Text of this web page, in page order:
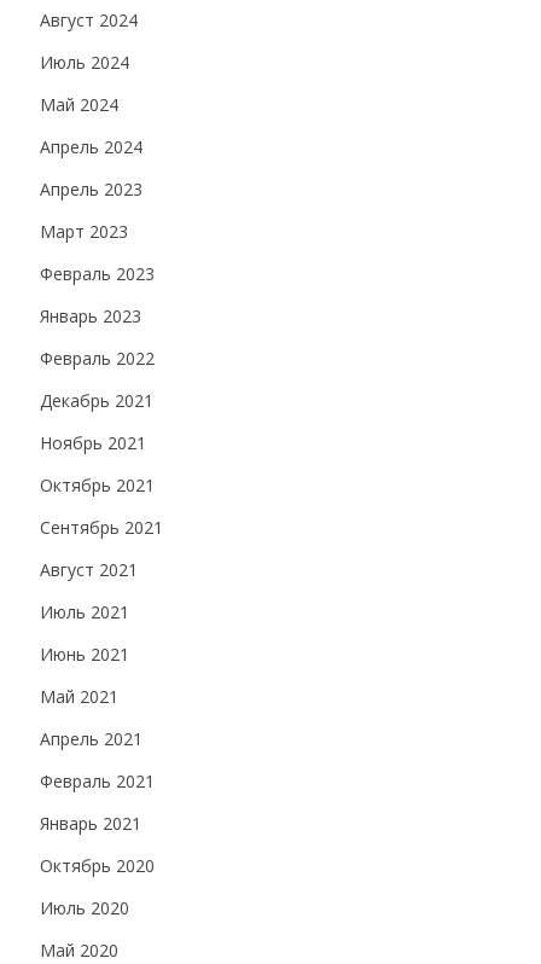
Август 2024
Июль 2024
Май 2024
Апрель 2024
Апрель 2023
Март 2023
Февраль 2023
Январь 2023
Февраль 2022
Декабрь 2021
Ноябрь 2021
Октябрь 2021
Сентябрь 2021
Август 2021
Июль 2021
Июнь 2021
Май 2021
Апрель 2021
Февраль 2021
Январь 2021
Октябрь 2020
Июль 2020
Май 2020